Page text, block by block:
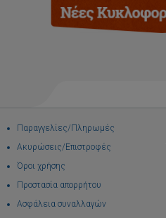
Παραγγελίες/Πληρωμές
Ακυρώσεις/Επιστροφές
Όροι χρήσης
Προστασία απορρήτου
Ασφάλεια συναλλαγών